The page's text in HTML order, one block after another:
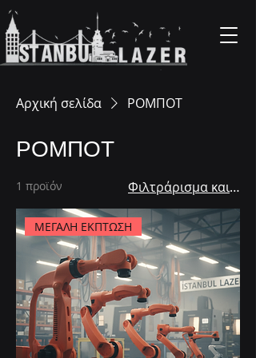
Αρχική σελίδα ΡΟΜΠΟΤ
ΡΟΜΠΟΤ
1 προϊόν Φιλτράρισμα και
ΜΕΓΑΛΗ ΕΚΠΤΩΣΗ